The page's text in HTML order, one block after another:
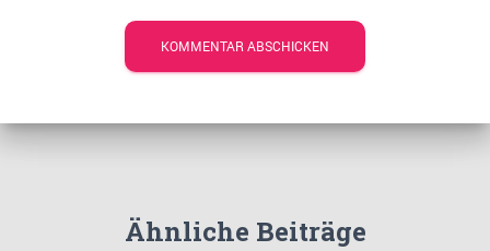
Ähnliche Beiträge